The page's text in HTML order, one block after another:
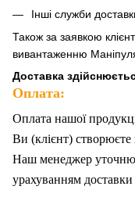
Інші служби
Також за заявкою
вивантаженню
Доставка
Оплата:
Оплата нашої
Ви (клієнт) створюєте
Наш менеджер уточнює
урахуванням